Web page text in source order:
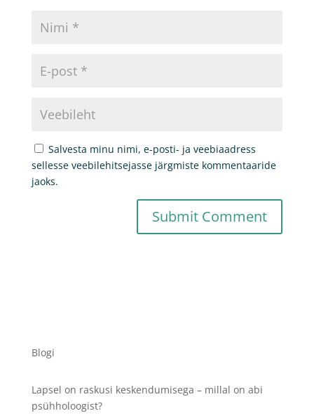
Salvesta minu nimi, e-posti- ja veebiaadress
sellesse veebilehitsejasse järgmiste kommentaaride
jaoks.
Blogi
Lapsel on raskusi keskendumisega – millal on abi
psühholoogist?